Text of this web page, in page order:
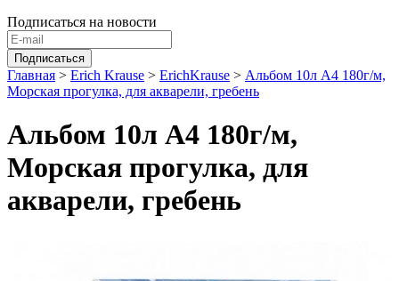
Подписаться на новости
Главная > Erich Krause > ErichKrause > Альбом 10л А4 180г/м,
Морская прогулка, для акварели, гребень
Альбом 10л А4 180г/м,
Морская прогулка, для
акварели, гребень